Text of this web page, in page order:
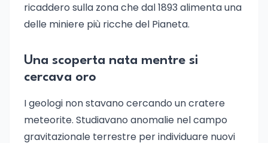
ricaddero sulla zona che dal 1893 alimenta una
delle miniere più ricche del Pianeta.
Una scoperta nata mentre si
cercava oro
I geologi non stavano cercando un cratere
meteorite. Studiavano anomalie nel campo
gravitazionale terrestre per individuare nuovi